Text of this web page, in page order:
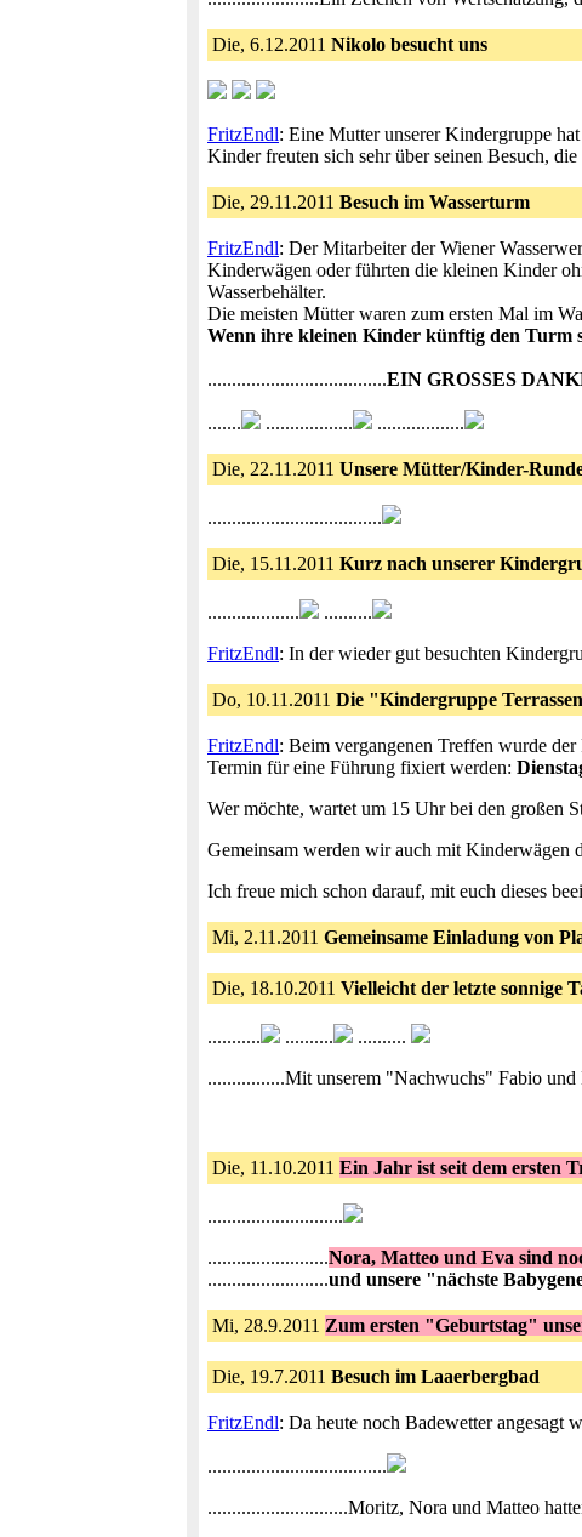
Die, 6.12.2011 Nikolo besucht uns
FritzEndl: Eine Mutter unserer Kindergruppe
Kinder freuten sich sehr über seinen Besuch,
Die, 29.11.2011 Besuch im Wasserturm
FritzEndl: Der Mitarbeiter der Wiener
Kinderwägen oder führten die kleinen Kinder
Wasserbehälter.
Die meisten Mütter waren zum ersten Mal im
Wenn ihre kleinen Kinder künftig den Turm
.....................................EIN GROSSES
....... .................. ..................
Die, 22.11.2011 Unsere Mütter/Kinder-
....................................
Die, 15.11.2011 Kurz nach unserer
...................
..........
FritzEndl: In der wieder gut besuchten
Do, 10.11.2011 Die "Kindergruppe
FritzEndl: Beim vergangenen Treffen wurde
Termin für eine Führung fixiert werden:
Wer möchte, wartet um 15 Uhr bei den großen
Gemeinsam werden wir auch mit Kinderwägen
Ich freue mich schon darauf, mit euch dieses
Mi, 2.11.2011 Gemeinsame Einladung von
Die, 18.10.2011 Vielleicht der letzte sonnige
........... ..........
..........
................Mit unserem "Nachwuchs" Fabio
Die, 11.10.2011 Ein Jahr ist seit dem ersten
............................
.........................Nora, Matteo und Eva sind
.........................und unsere "nächste
Mi, 28.9.2011 Zum ersten "Geburtstag"
Die, 19.7.2011 Besuch im Laaerbergbad
FritzEndl: Da heute noch Badewetter angesagt
.....................................
.............................Moritz, Nora und Matteo